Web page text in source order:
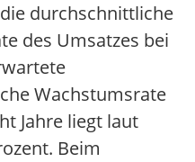
durchschnittliche
des Umsatzes bei
Wachstumsrate
Jahre liegt laut
Beim